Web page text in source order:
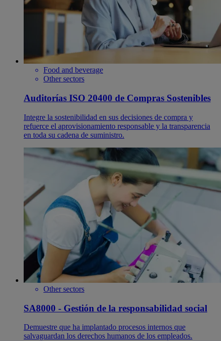
Food and beverage
Other sectors
Auditorías ISO 20400 de Compras Sostenibles
Integre la sostenibilidad en sus decisiones de compra y
refuerce el aprovisionamiento responsable y la transparencia
en toda su cadena de suministro.
Other sectors
SA8000 - Gestión de la responsabilidad social
Demuestre que ha implantado procesos internos que
salvaguardan los derechos humanos de los empleados.